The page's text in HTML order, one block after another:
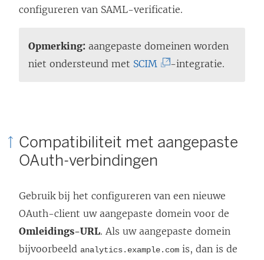
configureren van SAML-verificatie.
Opmerking: aangepaste domeinen worden
niet ondersteund met SCIM
o
i
-integratie.
Compatibiliteit met aangepaste
OAuth-verbindingen
Gebruik bij het configureren van een nieuwe
OAuth-client uw aangepaste domein voor de
Omleidings-URL. Als uw aangepaste domein
bijvoorbeeld analytics.example.com is, dan is de